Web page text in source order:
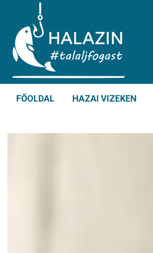
FŐOLDAL HAZAI VIZEKEN